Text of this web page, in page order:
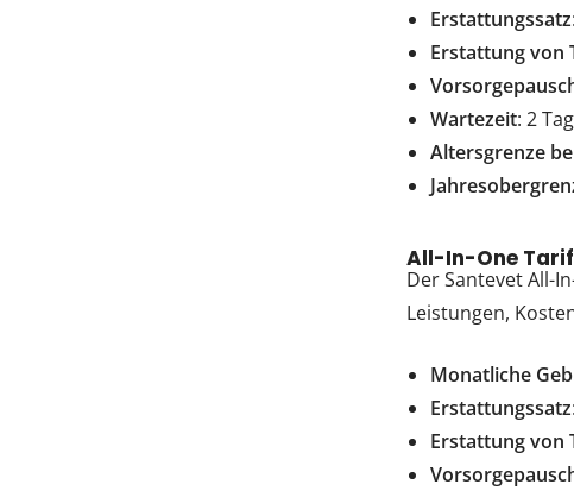
Erstattungssatz
Erstattung von
Wartezeit: 2
Altersgrenze
All-In-One
Der Santevet All-
Leistungen,
Monatliche
Erstattungssatz
Erstattung von